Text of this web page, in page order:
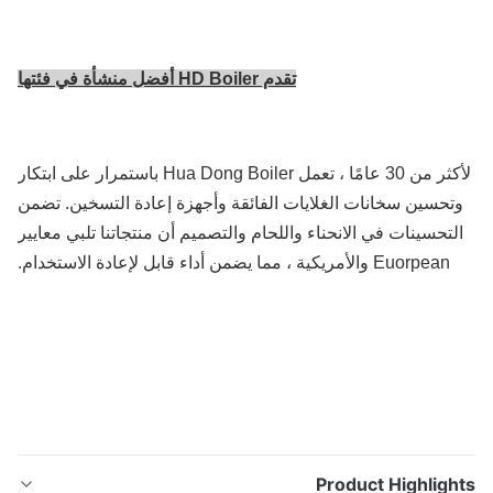
تقدم HD Boiler أفضل منشأة في فئتها
لأكثر من 30 عامًا ، تعمل Hua Dong Boiler باستمرار على ابتكار
سخانات الغلايات الفائقة وأجهزة إعادة التسخين. تضمن
في الانحناء واللحام والتصميم أن منتجاتنا تلبي معايير
Euorpean والأمريكية ، مما يضمن أداء قابل لإعادة الاستخدام.
Product